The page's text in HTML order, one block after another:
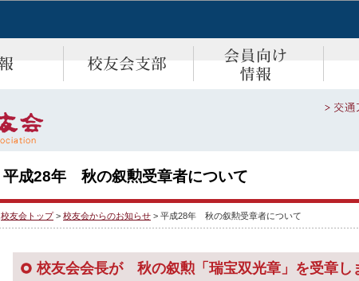
平成28年 秋の叙勲受章者について
校友会トップ> 校友会からのお知らせ > 平成28年 秋の叙勲受章者について
校友会会長が 秋の叙勲「瑞宝双光章」を受章し